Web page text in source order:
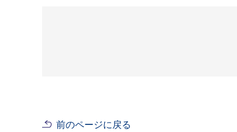
前のページに戻る